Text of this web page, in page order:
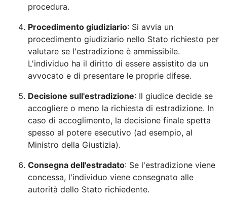
procedura.
Procedimento giudiziario: Si avvia un
procedimento giudiziario nello Stato richiesto per
valutare se l'estradizione è ammissibile.
L'individuo ha il diritto di essere assistito da un
avvocato e di presentare le proprie difese.
Decisione sull'estradizione: Il giudice decide se
accogliere o meno la richiesta di estradizione. In
caso di accoglimento, la decisione finale spetta
spesso al potere esecutivo (ad esempio, al
Ministro della Giustizia).
Consegna dell'estradato: Se l'estradizione viene
concessa, l'individuo viene consegnato alle
autorità dello Stato richiedente.